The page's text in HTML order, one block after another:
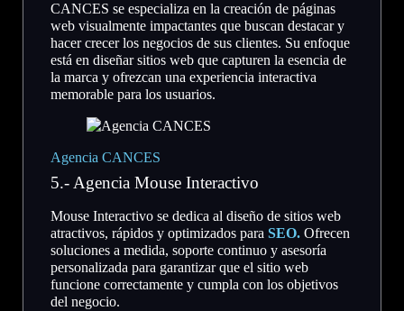
CANCES se especializa en la creación de páginas
web visualmente impactantes que buscan destacar y
hacer crecer los negocios de sus clientes. Su enfoque
está en diseñar sitios web que capturen la esencia de
la marca y ofrezcan una experiencia interactiva
memorable para los usuarios.
Agencia CANCES
5.- Agencia Mouse Interactivo
Mouse Interactivo se dedica al diseño de sitios web
atractivos, rápidos y optimizados para SEO. Ofrecen
soluciones a medida, soporte continuo y asesoría
personalizada para garantizar que el sitio web
funcione correctamente y cumpla con los objetivos
del negocio.